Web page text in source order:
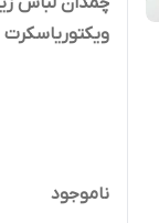
ویکتوریاسکرت
ناموجود